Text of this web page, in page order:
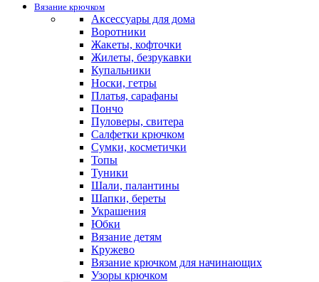
Вязание крючком
Аксессуары для дома
Воротники
Жакеты, кофточки
Жилеты, безрукавки
Купальники
Носки, гетры
Платья, сарафаны
Пончо
Пуловеры, свитера
Салфетки крючком
Сумки, косметички
Топы
Туники
Шали, палантины
Шапки, береты
Украшения
Юбки
Вязание детям
Кружево
Вязание крючком для начинающих
Узоры крючком